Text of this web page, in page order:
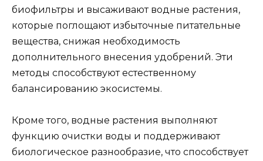
биофильтры и высаживают водные растения,
которые поглощают избыточные питательные
вещества, снижая необходимость
дополнительного внесения удобрений. Эти
методы способствуют естественному
балансированию экосистемы.
Кроме того, водные растения выполняют
функцию очистки воды и поддерживают
биологическое разнообразие, что способствует